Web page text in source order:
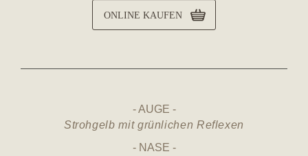
ONLINE KAUFEN
AUGE
Strohgelb mit grünlichen Reflexen
NASE